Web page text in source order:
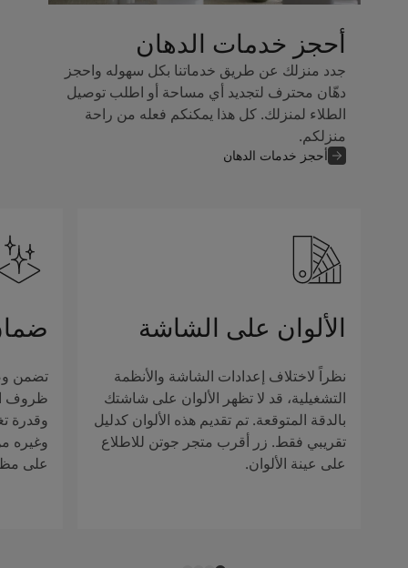
أحجز خدمات الدهان
جدد منزلك عن طريق خدماتنا بكل سهوله واحجز
دهّان محترف لتجديد أي مساحة أو اطلب توصيل
الطلاء لمنزلك. كل هذا يمكنكم فعله من راحة
منزلكم.
أحجز خدمات الدهان
الألوان على الشاشة
نظراً لاختلاف إعدادات الشاشة والأنظمة
التشغيلية، قد لا تظهر الألوان على شاشتك
بالدقة المتوقعة. تم تقديم هذه الألوان كدليل
تقريبي فقط. زر أقرب متجر جوتن للاطلاع
على عينة الألوان.
تضمن
ظروف
وقدرة
وغيره
على